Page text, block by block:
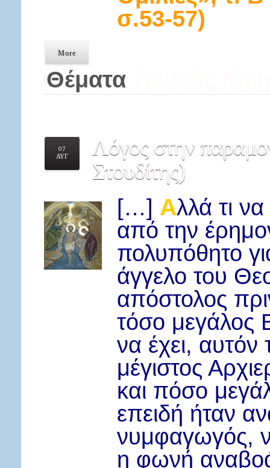
σ.53-57)
More
Θέματα
07
ΑΥΓ
Λόγος στην
Στουδίτης)
[…] Αλλά τι
από την
πολυπόθητο
άγγελο του
απόστολος
τόσο μεγάλος
να έχει,
μέγιστος
και πόσο
επειδή ήταν
νυμφαγωγός,
η φωνή